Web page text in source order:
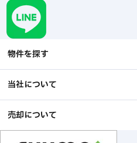
物件を探す
当社について
売却について